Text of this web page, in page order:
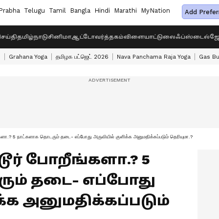
Telugu Tamil Bangla Hindi Marathi MyNation Add
தமிழ்நாடுசினிமாஆட்டோவர்த்தகம்விளையாட்டுலைஃப்ஸ்டைல்
Grahana Yoga தமிழக பட்ஜெட் 2026 Nava Panchama Raja Yoga Gas
5 நாட்களாக தொடரும் தடை- எப்போது அருவியில் குளிக்க அனுமதிக்கப்படும் தெரியுமா.?
போறீங்களா.? 5
தடை- எப்போது
அனுமதிக்கப்படும்